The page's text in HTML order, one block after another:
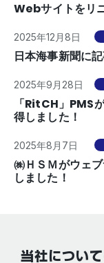
Webサイトをリ
2025年12月8日
日本海事新聞に
2025年9月28日
「RitCH」PMS
得しました！
2025年8月7日
㈱ＨＳＭがウェ
しました！
当社につい